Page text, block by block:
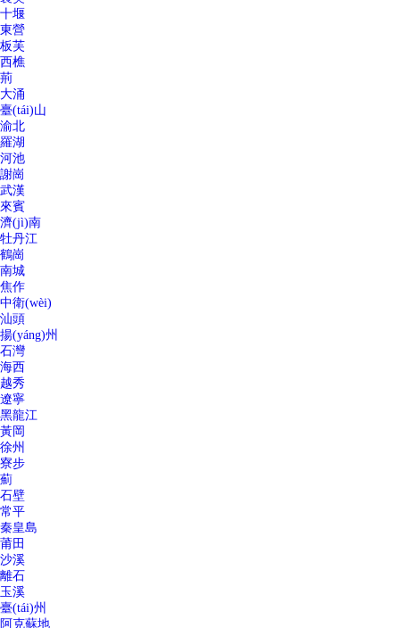
十堰
東營
板芙
西樵
荊
大涌
臺(tái)山
渝北
羅湖
河池
謝崗
武漢
來賓
濟(jì)南
牡丹江
鶴崗
南城
焦作
中衛(wèi)
汕頭
揚(yáng)州
石灣
海西
越秀
遼寧
黑龍江
黃岡
徐州
寮步
薊
石壁
常平
秦皇島
莆田
沙溪
離石
玉溪
臺(tái)州
阿克蘇地